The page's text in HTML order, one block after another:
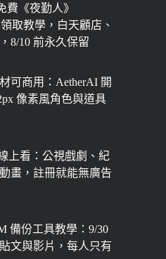
費《夜勤人》
取教學，白天顧店、
8/10 前永久保留
可商用：AetherAI 開
像素風角色與道具
上看：公視戲劇、紀
畫，註冊就能無廣告
備份工具教學：9/30
文與影片，每人只有